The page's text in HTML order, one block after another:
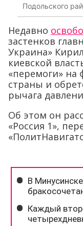
Подольского
Недавно
застенков
Украина»
киевской
«перемоги» на
страны и
рычага
Об этом он
«Россия 1»,